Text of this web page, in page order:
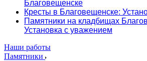
Благовещенске
Кресты в Благовещенске:
Памятники на кладбищах
Установка с уважением
Наши работы
Памятники